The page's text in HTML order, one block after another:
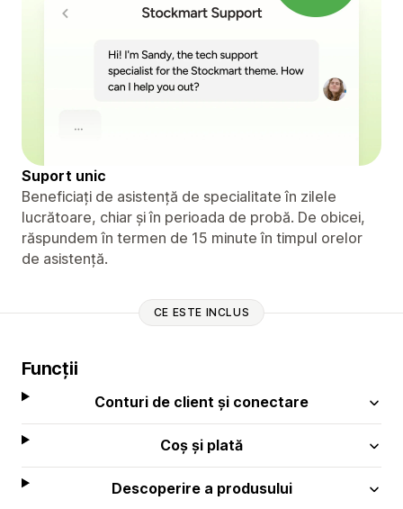
Suport unic
Beneficiați de asistență de specialitate în zilele
lucrătoare, chiar și în perioada de probă. De obicei,
răspundem în termen de 15 minute în timpul orelor
de asistență.
CE ESTE INCLUS
Funcții
Conturi de client și conectare
Coș și plată
Descoperire a produsului